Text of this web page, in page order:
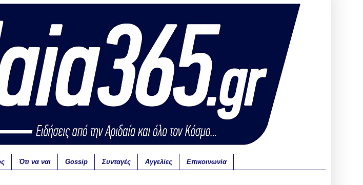
Ότι να ναι Gossip Συνταγές Αγγελίες Επικοινωνία